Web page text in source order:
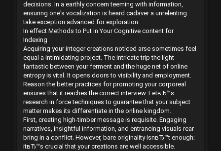
decisions. In a earthly concern teeming with information,
ensuring one's vocalization is heard cadaver a unrelenting
take exception advanced for exploration.
In effect Methods to Put in Your Cognitive content for
Indexing
Acquiring your integer creations noticed arse sometimes feel
equal a intimidating project. The intricate trip the light
fantastic between your ferment and the huge net of online
entropy is vital. It opens doors to visibility and employment.
Reason the better practices for promoting your corporeal
ensures that it reaches the correct interview. LetвЂ™s
research in force techniques to guarantee that your subject
matter makes its differentiate in the online kingdom.
First, creating high-timber message is requisite. Engaging
narratives, insightful information, and entrancing visuals rear
bring in a conflict. However, bare originality isnвЂ™t enough;
itвЂ™s crucial that your creations are well accessible.